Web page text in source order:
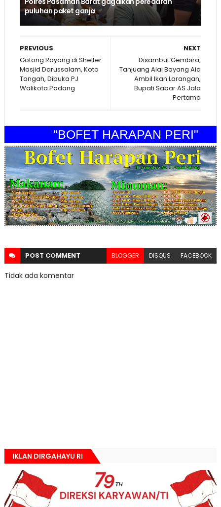
puluhan paket ganja
NEXT
Disambut Gembira,
Tanjuang Alai Bayang Aia
Ambil Ikan Larangan,
Bupati Sabar AS Jala
Pertama
PREVIOUS
Gotong Royong di Shelter
Masjid Darussalam, Koto
Tangah, Dibuka PJ
Walikota Padang
"BOFET HARAPAN PERI"
POST COMMENT BLOGGER DISQUS FACEBOOK
Tidak ada komentar
IKLAN DIRGAHAYU RI